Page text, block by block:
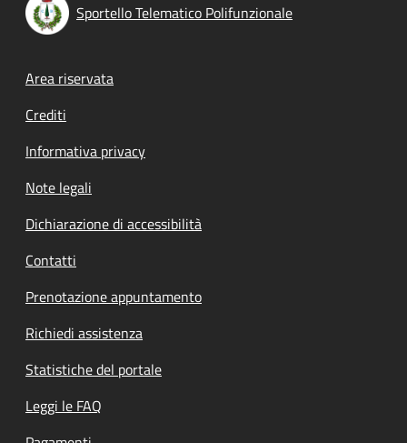
Sportello Telematico Polifunzionale
Footer menu
Area riservata
Crediti
Informativa privacy
Note legali
Dichiarazione di accessibilità
Contatti
Prenotazione appuntamento
Richiedi assistenza
Statistiche del portale
Leggi le FAQ